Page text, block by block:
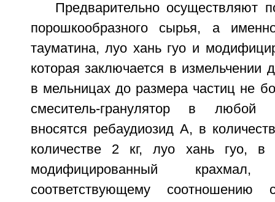
Предварительно осуществляют
порошкообразного сырья, а
тауматина, луо хань гуо и
которая заключается в измельчении
в мельницах до размера частиц не
смеситель-гранулятор в любой
вносятся ребаудиозид А, в
количестве 2 кг, луо хань гуо, в
модифицированный
соответствующему соотношению